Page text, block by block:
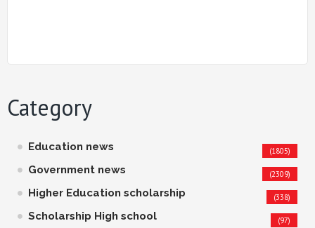
Category
Education news (1805)
Government news (2309)
Higher Education scholarship (338)
Scholarship High school (97)